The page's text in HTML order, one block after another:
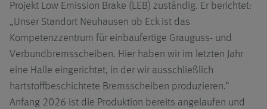
Projekt Low Emission Brake (LEB) zuständig. Er berichtet:
„Unser Standort Neuhausen ob Eck ist das
Kompetenzzentrum für einbaufertige Grauguss- und
Verbundbremsscheiben. Hier haben wir im letzten Jahr
eine Halle eingerichtet, in der wir ausschließlich
hartstoffbeschichtete Bremsscheiben produzieren.“
Anfang 2026 ist die Produktion bereits angelaufen und